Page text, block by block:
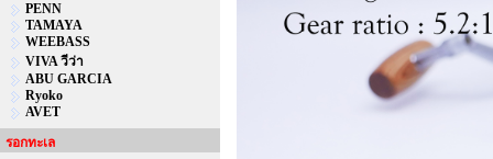
PENN
TAMAYA
WEEBASS
VIVA วีว่า
ABU GARCIA
Ryoko
AVET
รอกทะเล